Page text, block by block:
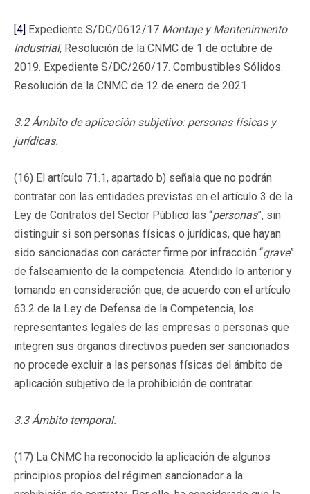
[4] Expediente S/DC/0612/17 Montaje y Mantenimiento
Industrial, Resolución de la CNMC de 1 de octubre de
2019. Expediente S/DC/260/17. Combustibles Sólidos.
Resolución de la CNMC de 12 de enero de 2021.
3.2 Ámbito de aplicación subjetivo: personas físicas y
jurídicas.
(16) El artículo 71.1, apartado b) señala que no podrán
contratar con las entidades previstas en el artículo 3 de la
Ley de Contratos del Sector Público las “personas”, sin
distinguir si son personas físicas o jurídicas, que hayan
sido sancionadas con carácter firme por infracción “grave”
de falseamiento de la competencia. Atendido lo anterior y
tomando en consideración que, de acuerdo con el artículo
63.2 de la Ley de Defensa de la Competencia, los
representantes legales de las empresas o personas que
integren sus órganos directivos pueden ser sancionados
no procede excluir a las personas físicas del ámbito de
aplicación subjetivo de la prohibición de contratar.
3.3 Ámbito temporal.
(17) La CNMC ha reconocido la aplicación de algunos
principios propios del régimen sancionador a la